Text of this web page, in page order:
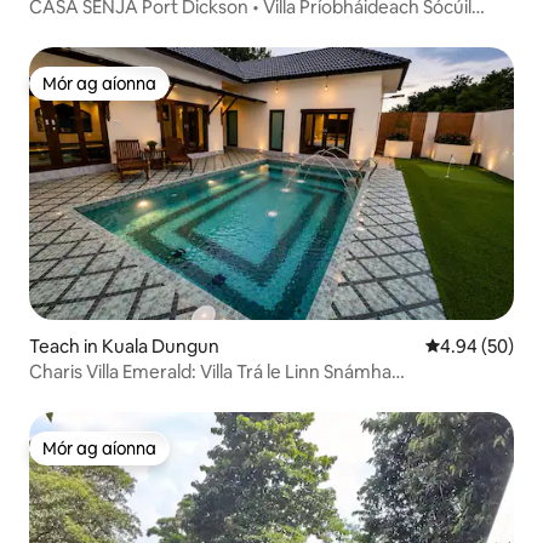
CASA SENJA Port Dickson • Villa Príobháideach Sócúil
Mór ag aíonna
Mór ag aíonna
Teach in Kuala Dungun Meánrátáil
4.94 (50)
Charis Villa Emerald: Villa Trá le Linn Snámha
Mór ag aíonna
Mór ag aíonna